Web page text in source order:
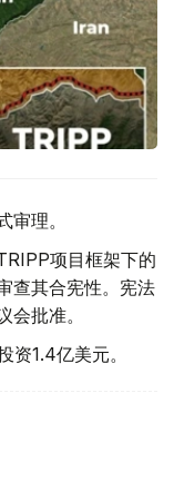
理。
项目框架下的
查其合宪性。宪法
批准。
1.4亿美元。